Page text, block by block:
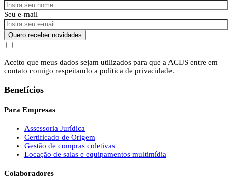
Seu e-mail
Quero receber novidades
Aceito que meus dados sejam utilizados para que a ACIJS entre em
contato comigo respeitando a política de privacidade.
Benefícios
Para Empresas
Assessoria Jurídica
Certificado de Origem
Gestão de compras coletivas
Locação de salas e equipamentos multimídia
Colaboradores